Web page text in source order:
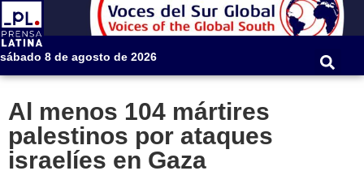
sábado 8 de agosto de 2026
Al menos 104 mártires
palestinos por ataques
israelíes en Gaza